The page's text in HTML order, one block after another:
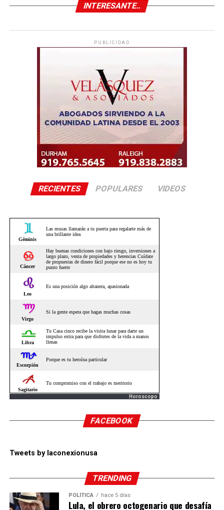
INTERESANTE..
PUBLICIDAD
RECIENTES POPULARES VIDEOS
Horoscopo
FACEBOOK
Tweets by laconexionusa
TRENDING
POLÍTICA hace 5 días
Lula, el obrero octogenario que desafía